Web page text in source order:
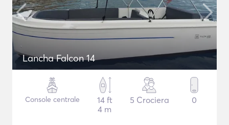
Lancha Falcon 14
Console centrale
14 ft
4 m
5 Crociera 0